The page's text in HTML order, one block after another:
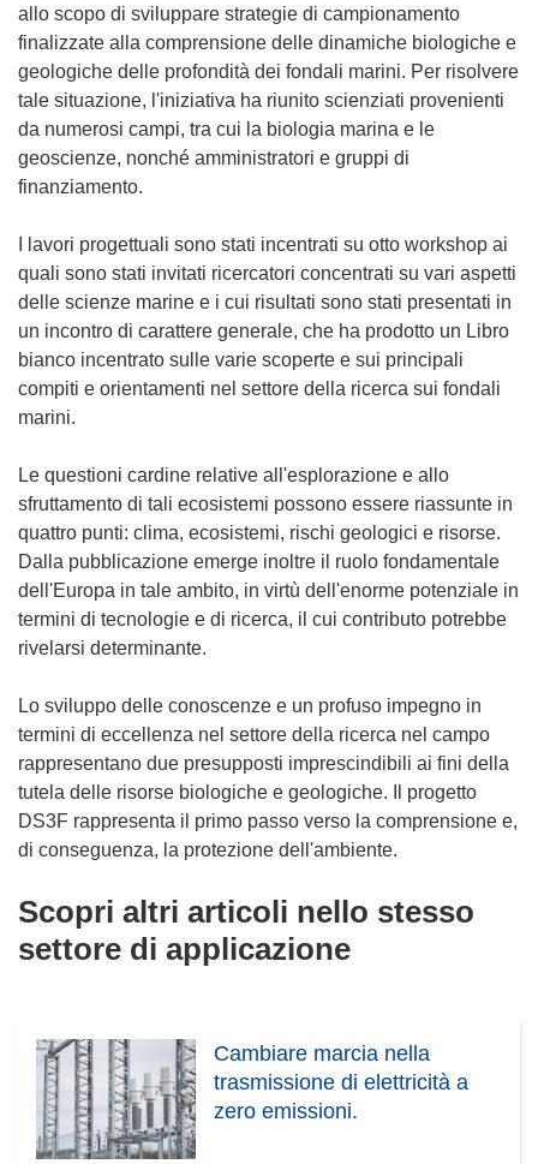
allo scopo di sviluppare strategie di campionamento
finalizzate alla comprensione delle dinamiche biologiche e
geologiche delle profondità dei fondali marini. Per risolvere
tale situazione, l'iniziativa ha riunito scienziati provenienti
da numerosi campi, tra cui la biologia marina e le
geoscienze, nonché amministratori e gruppi di
finanziamento.
I lavori progettuali sono stati incentrati su otto workshop ai
quali sono stati invitati ricercatori concentrati su vari aspetti
delle scienze marine e i cui risultati sono stati presentati in
un incontro di carattere generale, che ha prodotto un Libro
bianco incentrato sulle varie scoperte e sui principali
compiti e orientamenti nel settore della ricerca sui fondali
marini.
Le questioni cardine relative all'esplorazione e allo
sfruttamento di tali ecosistemi possono essere riassunte in
quattro punti: clima, ecosistemi, rischi geologici e risorse.
Dalla pubblicazione emerge inoltre il ruolo fondamentale
dell'Europa in tale ambito, in virtù dell'enorme potenziale in
termini di tecnologie e di ricerca, il cui contributo potrebbe
rivelarsi determinante.
Lo sviluppo delle conoscenze e un profuso impegno in
termini di eccellenza nel settore della ricerca nel campo
rappresentano due presupposti imprescindibili ai fini della
tutela delle risorse biologiche e geologiche. Il progetto
DS3F rappresenta il primo passo verso la comprensione e,
di conseguenza, la protezione dell'ambiente.
Scopri altri articoli nello stesso
settore di applicazione
Cambiare marcia nella
trasmissione di elettricità a
zero emissioni.